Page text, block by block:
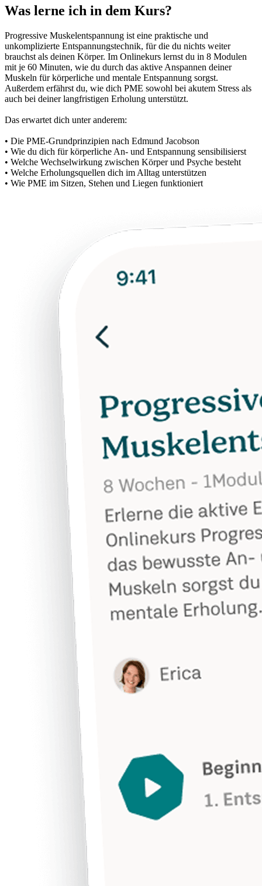
Was lerne ich in dem Kurs?
Progressive Muskelentspannung ist eine praktische und
unkomplizierte Entspannungstechnik, für die du nichts weiter
brauchst als deinen Körper. Im Onlinekurs lernst du in 8 Modulen
mit je 60 Minuten, wie du durch das aktive Anspannen deiner
Muskeln für körperliche und mentale Entspannung sorgst.
Außerdem erfährst du, wie dich PME sowohl bei akutem Stress als
auch bei deiner langfristigen Erholung unterstützt.
Das erwartet dich unter anderem:
• Die PME-Grundprinzipien nach Edmund Jacobson
• Wie du dich für körperliche An- und Entspannung sensibilisierst
• Welche Wechselwirkung zwischen Körper und Psyche besteht
• Welche Erholungsquellen dich im Alltag unterstützen
• Wie PME im Sitzen, Stehen und Liegen funktioniert